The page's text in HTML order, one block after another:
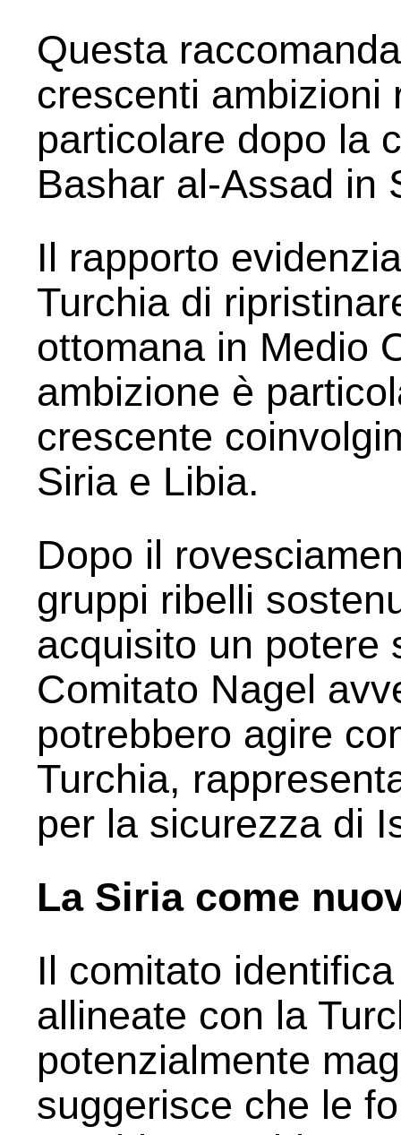
Questa
crescenti ambizioni
particolare dopo la
Bashar al-Assad in
Il rapporto
Turchia di
ottomana in Medio
ambizione è
crescente
Siria e Libia.
Dopo il
gruppi ribelli
acquisito un potere
Comitato Nagel
potrebbero agire
Turchia,
per la sicurezza di
La Siria come
Il comitato
allineate con la
potenzialmente
suggerisce che le